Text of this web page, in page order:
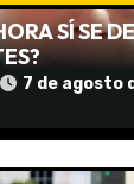
SÍ SE
7 de agosto